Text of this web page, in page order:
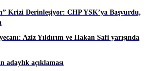
Krizi Derinleşiyor: CHP YSK’ya Başvurdu,
Aziz Yıldırım ve Hakan Safi yarışında
adaylık açıklaması